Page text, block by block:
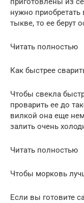
нужно
тыкве, то ее берут
Читать полностью
Как быстрее
Чтобы свекла
проварить ее до
вилкой она еще
залить очень
Читать полностью
Чтобы морковь
Если вы готовите